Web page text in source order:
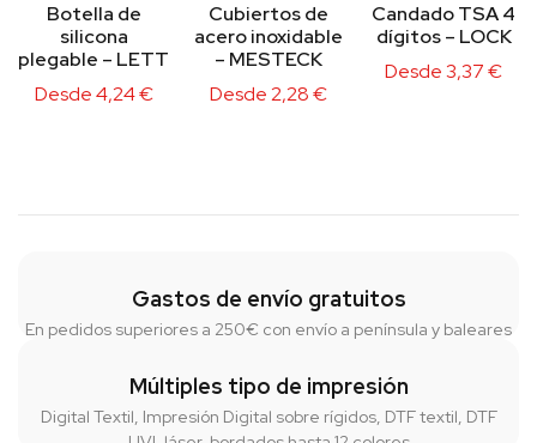
Botella de
silicona
plegable – LETT
Desde4,24€
Cubiertos de
acero inoxidable
– MESTECK
Desde2,28€
Candado TSA 4
dígitos – LOCK
Desde3,37€
Gastos de envío gratuitos
En pedidos superiores a 250€ con envío a península y baleares
Múltiples tipo de impresión
Digital Textil, Impresión Digital sobre rígidos, DTF textil, DTF